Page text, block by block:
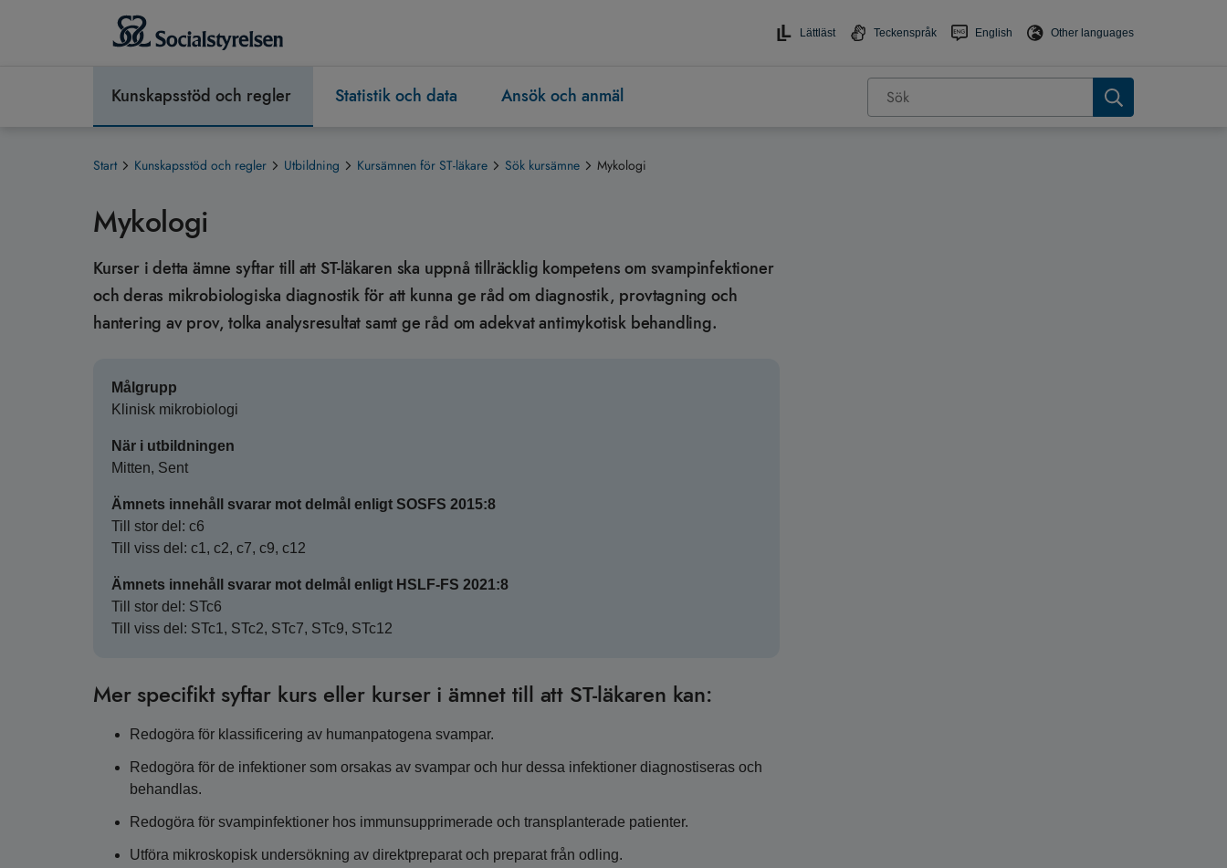
Lättläst Teckenspråk English Other languages
Kunskapsstöd och regler Statistik och data Ansök och anmäl
Start Kunskapsstöd och regler Utbildning Kursämnen för ST-läkare Sök kursämne Mykologi
Mykologi
Kurser i detta ämne syftar till att ST-läkaren ska uppnå tillräcklig kompetens om svampinfektioner
och deras mikrobiologiska diagnostik för att kunna ge råd om diagnostik, provtagning och
hantering av prov, tolka analysresultat samt ge råd om adekvat antimykotisk behandling.
Målgrupp
Klinisk mikrobiologi
När i utbildningen
Mitten, Sent
Ämnets innehåll svarar mot delmål enligt SOSFS 2015:8
Till stor del: c6
Till viss del: c1, c2, c7, c9, c12
Ämnets innehåll svarar mot delmål enligt HSLF-FS 2021:8
Till stor del: STc6
Till viss del: STc1, STc2, STc7, STc9, STc12
Mer specifikt syftar kurs eller kurser i ämnet till att ST-läkaren kan:
Redogöra för klassificering av humanpatogena svampar.
Redogöra för de infektioner som orsakas av svampar och hur dessa infektioner diagnostiseras och
behandlas.
Redogöra för svampinfektioner hos immunsupprimerade och transplanterade patienter.
Utföra mikroskopisk undersökning av direktpreparat och preparat från odling.